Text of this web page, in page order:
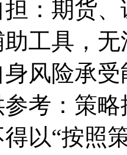
：期货
工具，
风险承
考：策
以“按照